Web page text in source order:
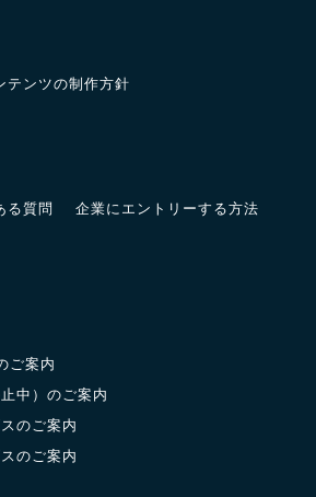
テンツの制作方針
る質問 企業にエントリーする方法
ご案内
中）のご案内
のご案内
のご案内